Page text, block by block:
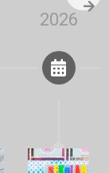
2026